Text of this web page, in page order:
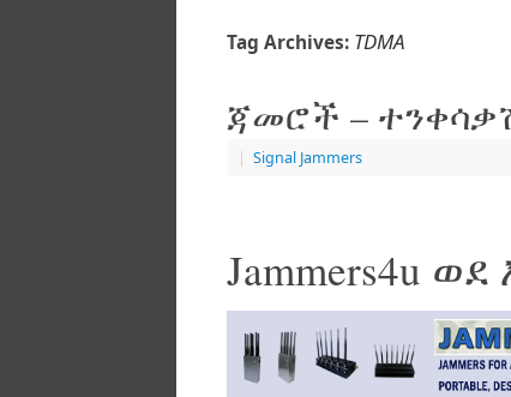
Tag Archives: TDMA
ጃመሮች –
| Signal Jammers
Jammers4u